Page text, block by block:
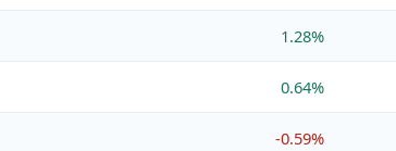
1.28%
0.64%
-0.59%